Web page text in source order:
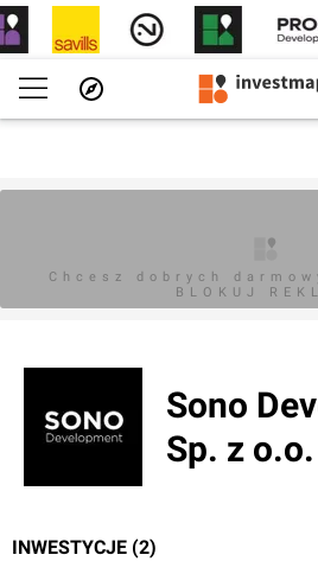
Chcesz dobrych
BLOKUJ
Sono
Sp. z o.o.
INWESTYCJE (2)